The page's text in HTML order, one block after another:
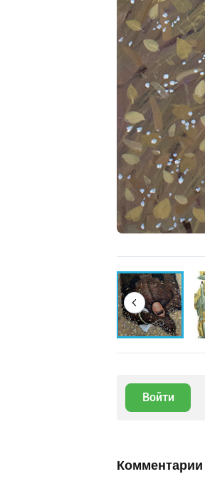
Войти
Комментарии